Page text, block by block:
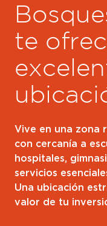
te
Vive en una zona
con cercanía a
hospitales,
servicios
Una ubicación
valor de tu